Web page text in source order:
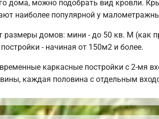
дома, можно подобрать вид кровли.
наиболее популярной у
домов: мини - до 50 кв. М (как
- начиная от 150м2 и более.
каркасные постройки с 2-мя
каждая половина с отдельным